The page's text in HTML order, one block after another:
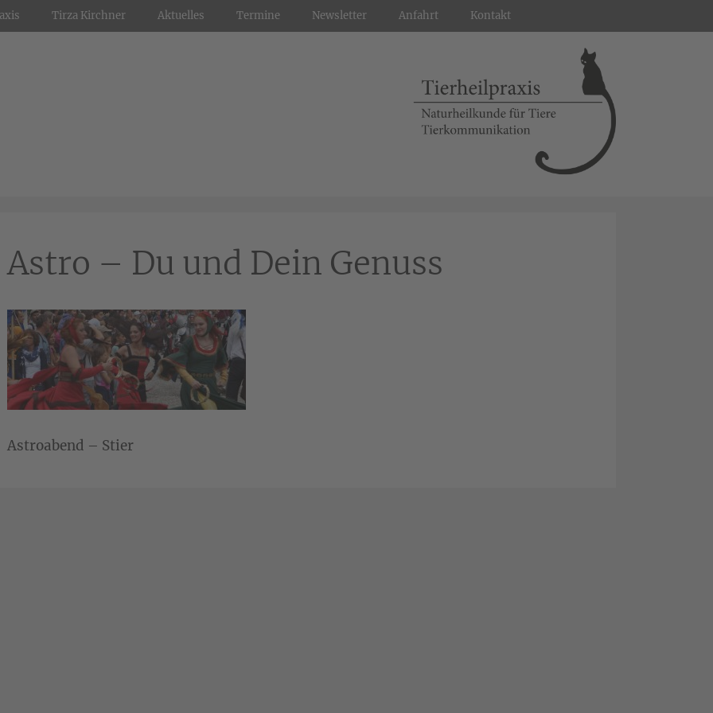
Tirza Kirchner Aktuelles Termine Newsletter Anfahrt Kontakt
Astro – Du und Dein Genuss
Astroabend – Stier